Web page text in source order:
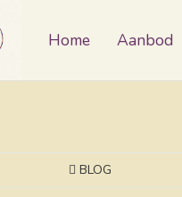
Home Aanbod
BLOG